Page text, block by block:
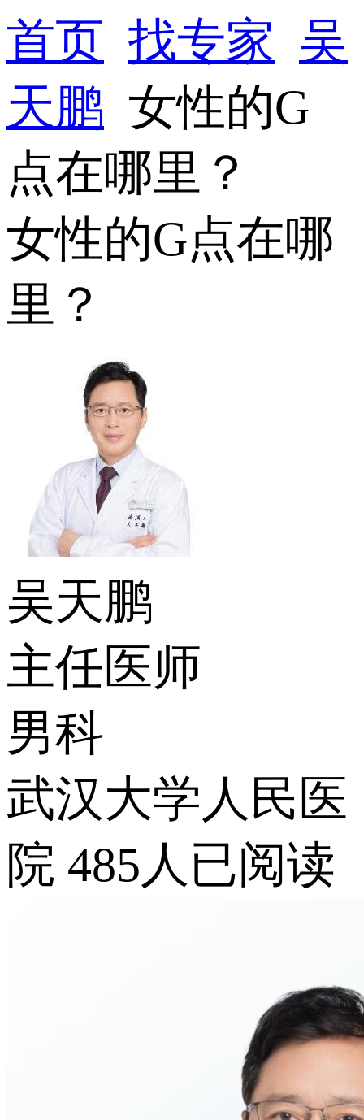
首页 找专家 吴
天鹏 女性的G
点在哪里？
女性的G点在哪
里？
吴天鹏
主任医师
男科
武汉大学人民医
院 485人已阅读